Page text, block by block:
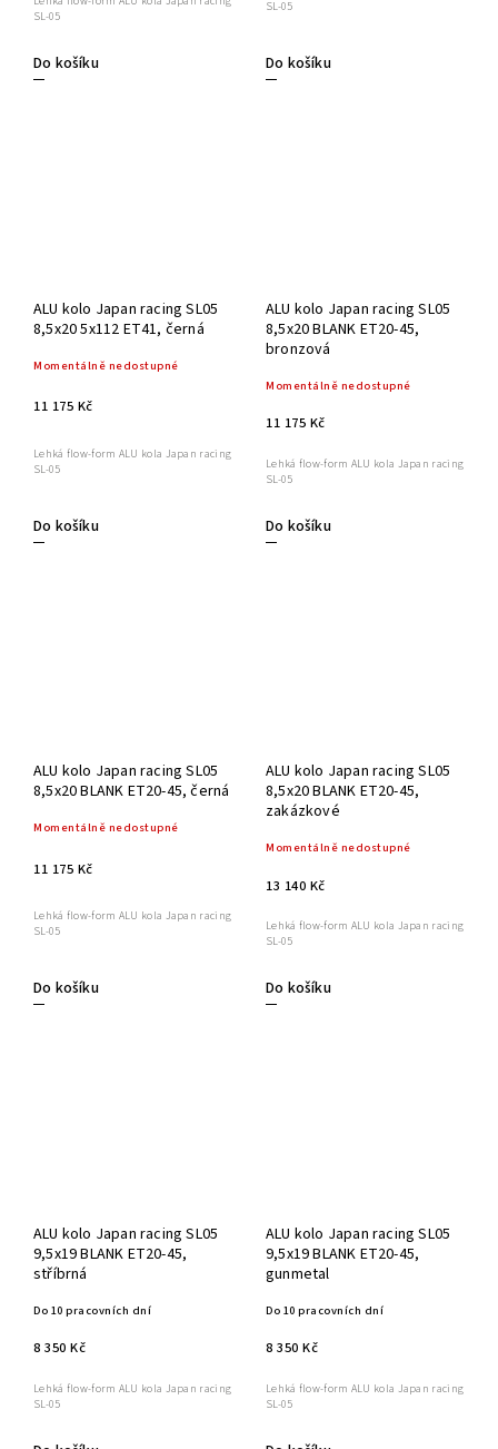
Do košíku
SL-05
Do košíku
SL-05
ALU kolo Japan racing SL05
8,5x20 5x112 ET41, černá
Momentálně nedostupné
11 175 Kč
Do košíku
Lehká flow-form ALU kola Japan racing
SL-05
ALU kolo Japan racing SL05
8,5x20 BLANK ET20-45,
bronzová
Momentálně nedostupné
11 175 Kč
Do košíku
Lehká flow-form ALU kola Japan racing
SL-05
ALU kolo Japan racing SL05
8,5x20 BLANK ET20-45, černá
Momentálně nedostupné
11 175 Kč
Do košíku
Lehká flow-form ALU kola Japan racing
SL-05
ALU kolo Japan racing SL05
8,5x20 BLANK ET20-45,
zakázkové
Momentálně nedostupné
13 140 Kč
Do košíku
Lehká flow-form ALU kola Japan racing
SL-05
ALU kolo Japan racing SL05
9,5x19 BLANK ET20-45,
stříbrná
Do 10 pracovních dní
8 350 Kč
Lehká flow-form ALU kola Japan racing
SL-05
ALU kolo Japan racing SL05
9,5x19 BLANK ET20-45,
gunmetal
Do 10 pracovních dní
8 350 Kč
Lehká flow-form ALU kola Japan racing
SL-05